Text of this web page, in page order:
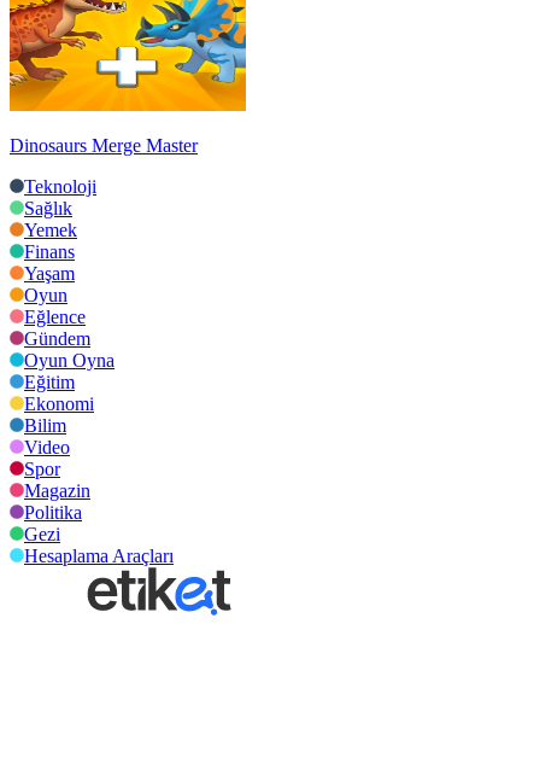
Dinosaurs Merge Master
Teknoloji
Sağlık
Yemek
Finans
Yaşam
Oyun
Eğlence
Gündem
Oyun Oyna
Eğitim
Ekonomi
Bilim
Video
Spor
Magazin
Politika
Gezi
Hesaplama Araçları